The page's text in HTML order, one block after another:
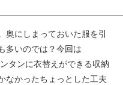
奥にしまっておいた服を引
多いのでは？今回は
タンに衣替えができる収納
なかったちょっとした工夫